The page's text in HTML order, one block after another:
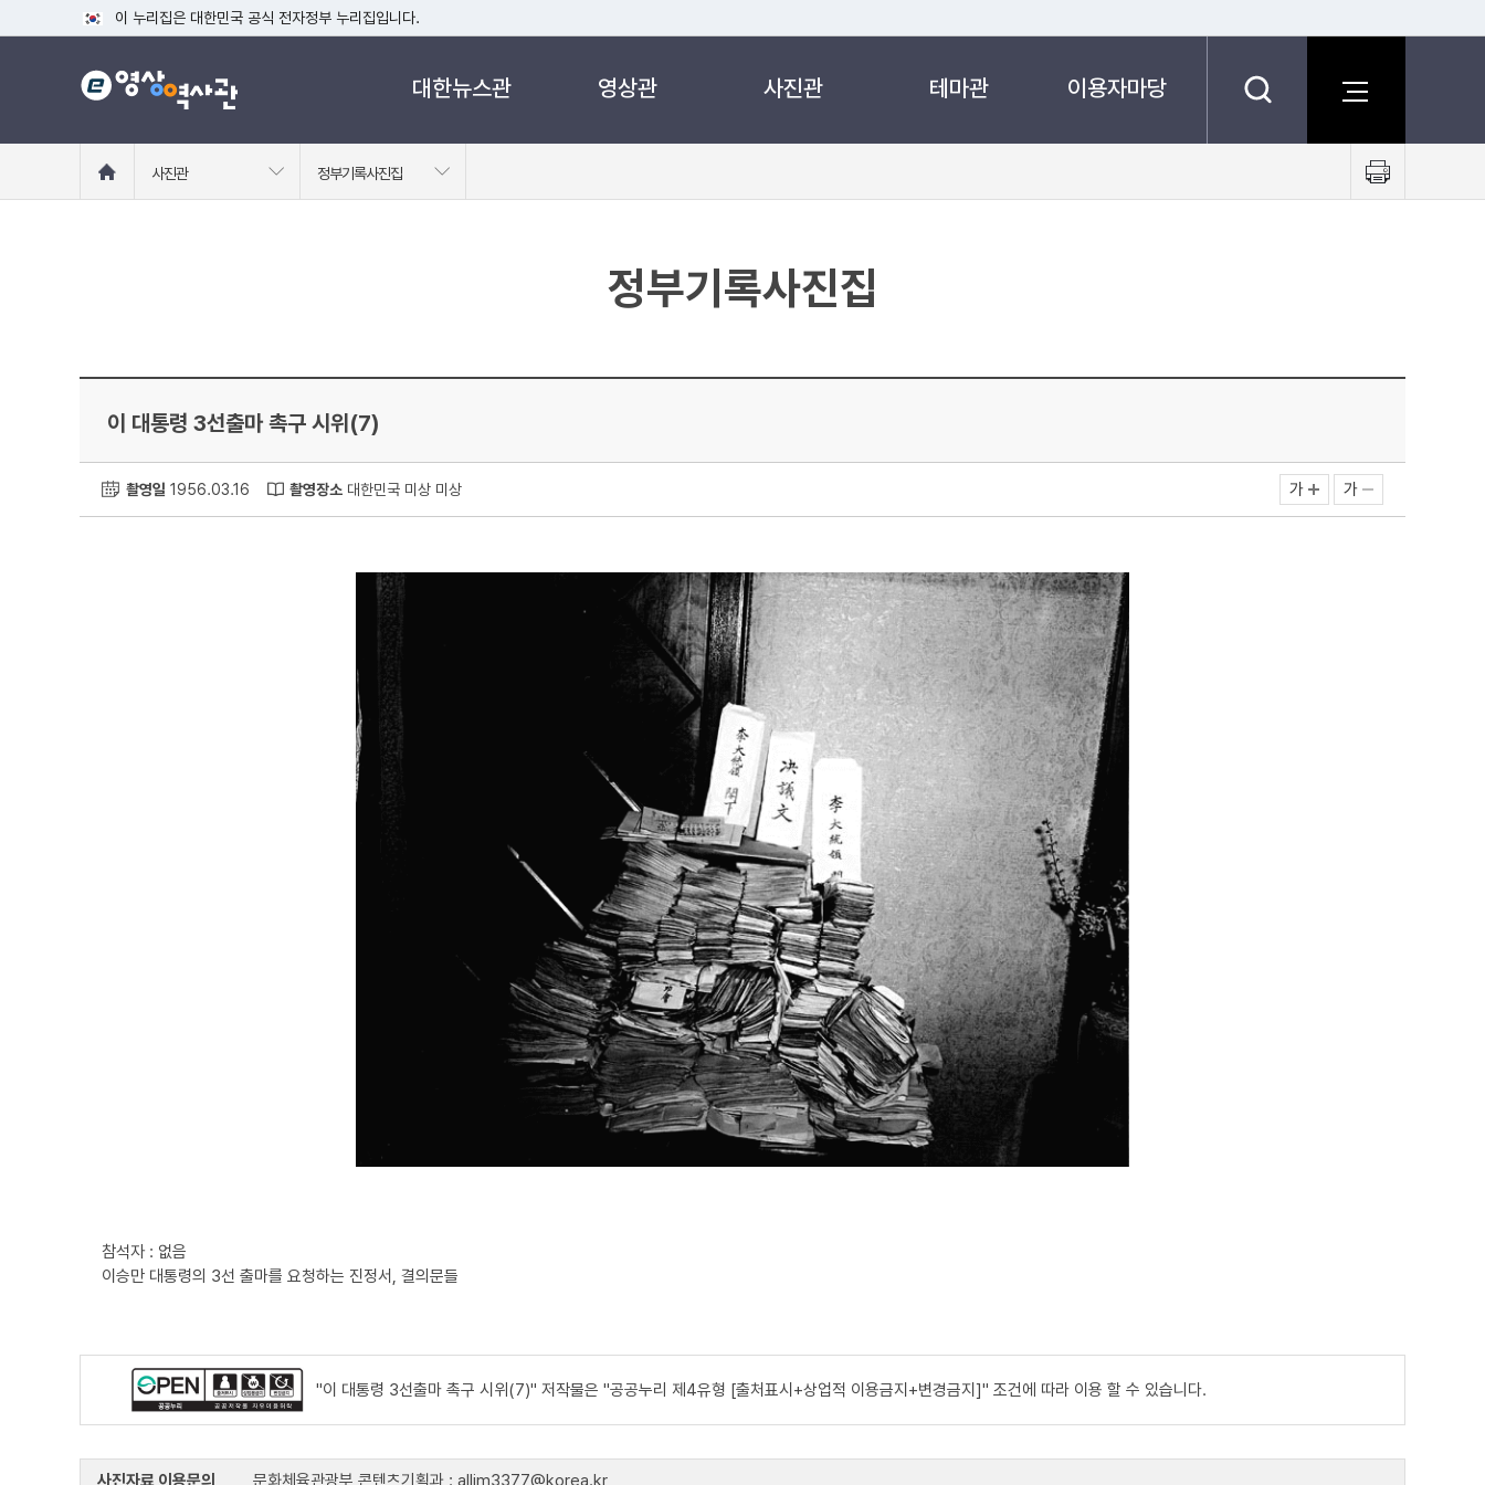
이 누리집은 대한민국 공식 전자정부 누리집입니다.
공식 누리집 주소 확인하기
go.kr 주소를 사용하는 누리집은 대한민국 정부기관이 관리하는 누리집입니다.
대한뉴스관 영상관 사진관 테마관 이용자마당
로
사진관 정부기록사진집
트
정부기록사진집
이 대통령 3선출마 촉구 시위(7)
촬영일 1956.03.16 촬영장소 대한민국 미상 미상 가 가
참석자 : 없음
이승만 대통령의 3선 출마를 요청하는 진정서, 결의문들
"이 대통령 3선출마 촉구 시위(7)" 저작물은 "공공누리 제4유형 [출처표시+상업적 이용금지+변경금지]" 조건에 따라 이용 할 수 있습니다.
사진자료 이용문의 문화체육관광부 콘텐츠기획과 : allim3377@korea.kr